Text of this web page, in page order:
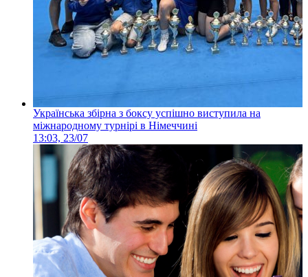
Українська збірна з боксу успішно виступила на
міжнародному турнірі в Німеччині
13:03, 23/07